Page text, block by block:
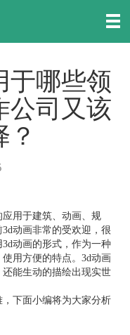
于哪些领
公司又该
？
用于建筑、动画、规
动画非常的受欢迎，很
动画的形式，作为一种
用方便的特点。3d动画
能生动的描绘出现实世
，下面小编将为大家分析